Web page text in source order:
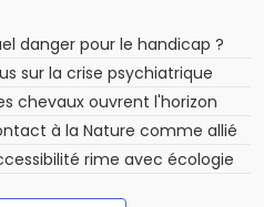
danger pour le handicap ?
sur la crise psychiatrique
chevaux ouvrent l'horizon
à la Nature comme allié
rime avec écologie